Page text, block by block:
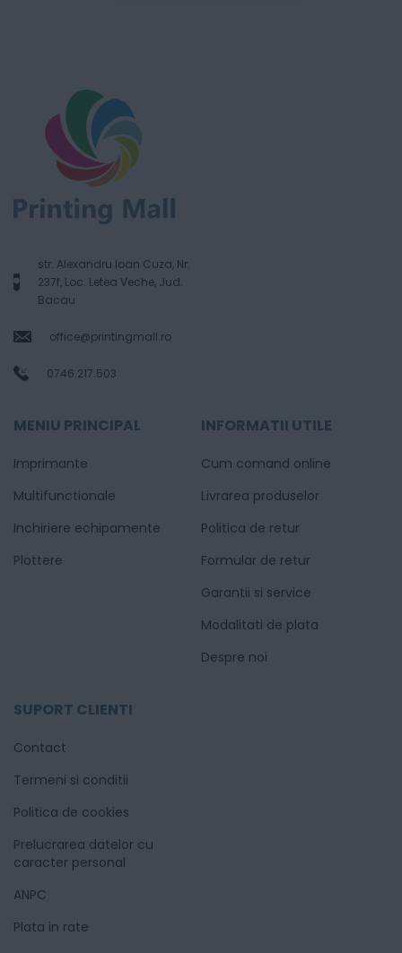
str. Alexandru Ioan Cuza, Nr.
237f, Loc. Letea Veche, Jud.
Bacau
office@printingmall.ro
0746.217.503
MENIU PRINCIPAL
Imprimante
Multifunctionale
Inchiriere echipamente
Plottere
INFORMATII UTILE
Cum comand online
Livrarea produselor
Politica de retur
Formular de retur
Garantii si service
Modalitati de plata
Despre noi
SUPORT CLIENTI
Contact
Termeni si conditii
Politica de cookies
Prelucrarea datelor cu
caracter personal
ANPC
Plata in rate